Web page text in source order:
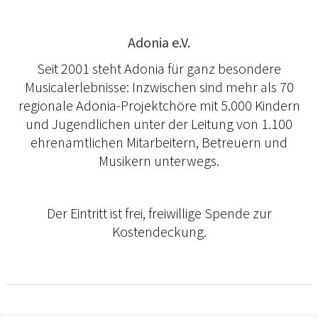
Adonia e.V.
Seit 2001 steht Adonia für ganz besondere
Musicalerlebnisse: Inzwischen sind mehr als 70
regionale Adonia-Projektchöre mit 5.000 Kindern
und Jugendlichen unter der Leitung von 1.100
ehrenamtlichen Mitarbeitern, Betreuern und
Musikern unterwegs.
Der Eintritt ist frei, freiwillige Spende zur
Kostendeckung.